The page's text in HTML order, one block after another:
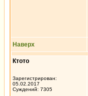
Наверх
Ктото
Зарегистрирован:
05.02.2017
Суждений: 7305